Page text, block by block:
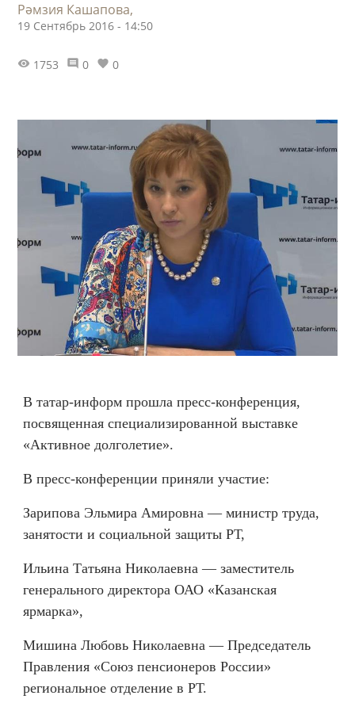
Рәмзия Кашапова,
19 Сентябрь 2016 - 14:50
1753 0 0
В татар-информ прошла пресс-конференция,
посвященная специализированной выставке
«Активное долголетие».
В пресс-конференции приняли участие:
Зарипова Эльмира Амировна — министр труда,
занятости и социальной защиты РТ,
Ильина Татьяна Николаевна — заместитель
генерального директора ОАО «Казанская
ярмарка»,
Мишина Любовь Николаевна — Председатель
Правления «Союз пенсионеров России»
региональное отделение в РТ.